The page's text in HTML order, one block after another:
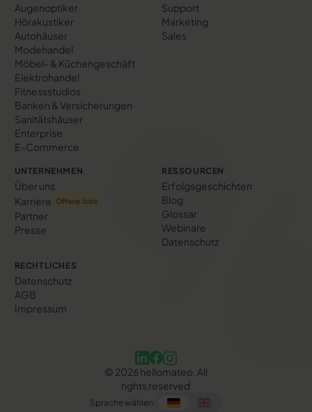
Augenoptiker
Hörakustiker
Autohäuser
Modehandel
Möbel- & Küchengeschäft
Elektrohandel
Fitnessstudios
Banken & Versicherungen
Sanitätshäuser
Enterprise
E-Commerce
Support
Marketing
Sales
UNTERNEHMEN
Über uns
Karriere
Offene Jobs
Partner
Presse
RESSOURCEN
Erfolgs­geschichten
Blog
Glossar
Webinare
Datenschutz
RECHTLICHES
Datenschutz
AGB
Impressum
© 2026 hellomateo. All
rights reserved
Sprache wählen: